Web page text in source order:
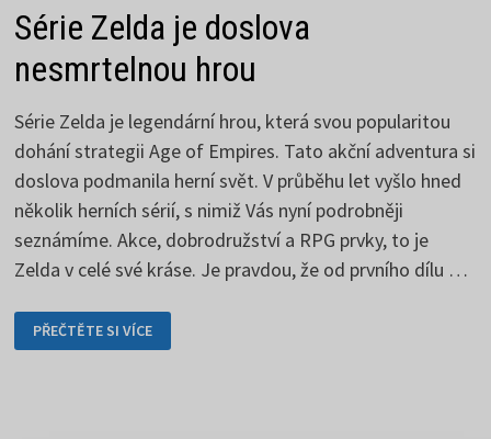
Série Zelda je doslova
nesmrtelnou hrou
Série Zelda je legendární hrou, která svou popularitou
dohání strategii Age of Empires. Tato akční adventura si
doslova podmanila herní svět. V průběhu let vyšlo hned
několik herních sérií, s nimiž Vás nyní podrobněji
seznámíme. Akce, dobrodružství a RPG prvky, to je
Zelda v celé své kráse. Je pravdou, že od prvního dílu …
SÉRIE
ZELDA
JE
PŘEČTĚTE SI VÍCE